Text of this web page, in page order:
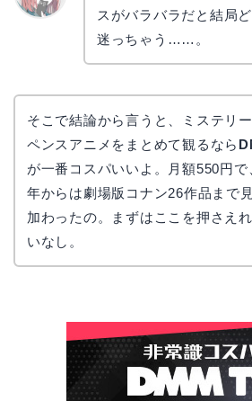
スがバラバラだと結局
迷っちゃう……。
そこで結論から言うと、ミステリ
ペンスアニメをまとめて観るなら
が一番コスパいいよ。月額550円で
年からは劇場版コナン26作品まで
加わったの。まずはここを押さえ
いなし。